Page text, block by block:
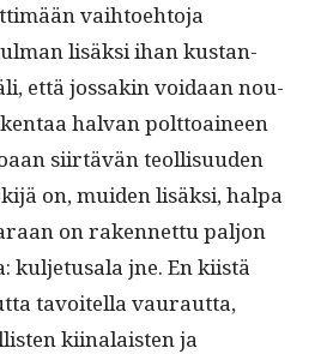
vai­h­toe­hto­ja
lisäk­si ihan kus­tan­
että jos­sakin voidaan nou­
hal­van polt­toaineen
siirtävän teol­lisu­u­den
on, muiden lisäk­si, hal­pa
on raken­net­tu paljon
kul­je­tusala jne. En kiistä
tavoitel­la vau­raut­ta,
kiinalais­ten ja